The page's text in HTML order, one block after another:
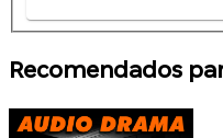
Recomendados